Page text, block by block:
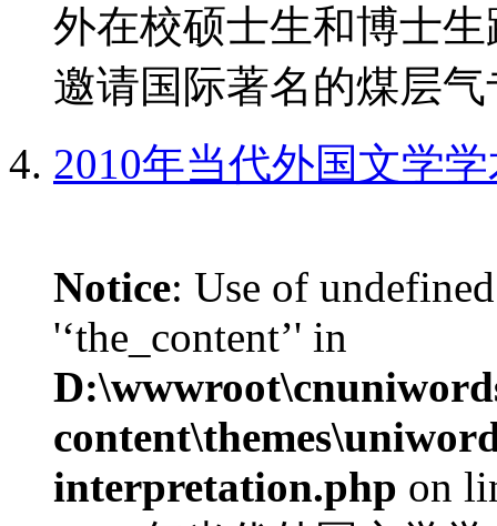
外在校硕士生和博士
邀请国际著名的煤层
2010年当代外国文学
Notice: Use of
'‘the_content’' in
interpretation.php on